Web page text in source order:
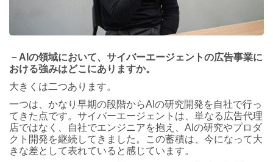
－AIの領域において、サイバーエージェントの広告事業に
おける強みはどこにありますか。
大きくは二つあります。
一つは、かなり早期の段階からAIの研究開発を自社で行っ
てきた点です。サイバーエージェントは、単なる広告代理
店ではなく、自社でエンジニアを抱え、AIの研究やプロダ
クト開発を継続してきました。この蓄積は、今になって大
きな差として表れていると感じています。